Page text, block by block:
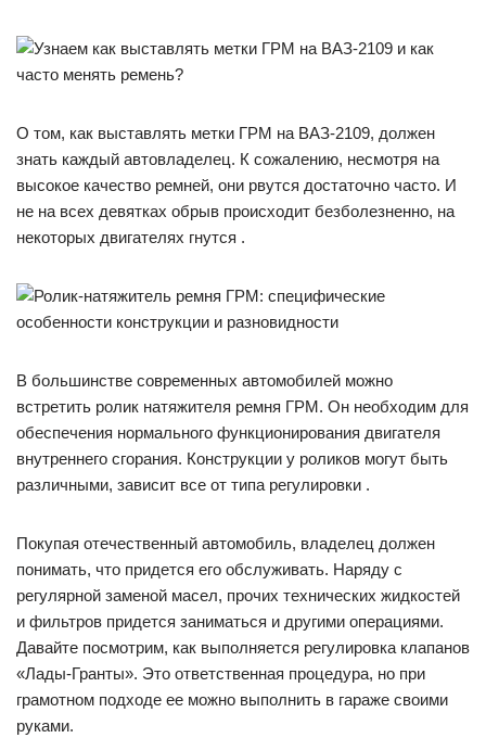
О том, как выставлять метки ГРМ на ВАЗ-2109, должен
знать каждый автовладелец. К сожалению, несмотря на
высокое качество ремней, они рвутся достаточно часто. И
не на всех девятках обрыв происходит безболезненно, на
некоторых двигателях гнутся .
В большинстве современных автомобилей можно
встретить ролик натяжителя ремня ГРМ. Он необходим для
обеспечения нормального функционирования двигателя
внутреннего сгорания. Конструкции у роликов могут быть
различными, зависит все от типа регулировки .
Покупая отечественный автомобиль, владелец должен
понимать, что придется его обслуживать. Наряду с
регулярной заменой масел, прочих технических жидкостей
и фильтров придется заниматься и другими операциями.
Давайте посмотрим, как выполняется регулировка клапанов
«Лады-Гранты». Это ответственная процедура, но при
грамотном подходе ее можно выполнить в гараже своими
руками.